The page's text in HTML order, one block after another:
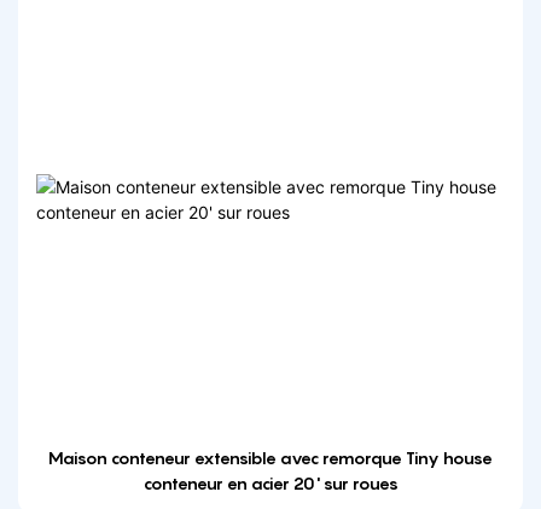
Maison conteneur extensible avec remorque Tiny house
conteneur en acier 20' sur roues